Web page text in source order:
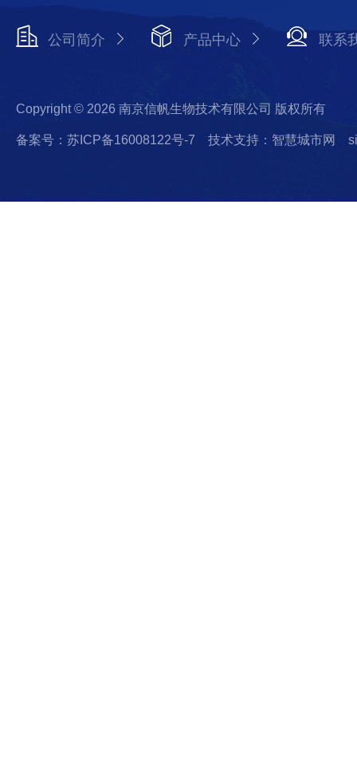
公司简介 产品中心 联系
Copyright © 2026 南京信帆生物技术有限公司 版权所有
备案号：苏ICP备16008122号-7 技术支持：智慧城市网